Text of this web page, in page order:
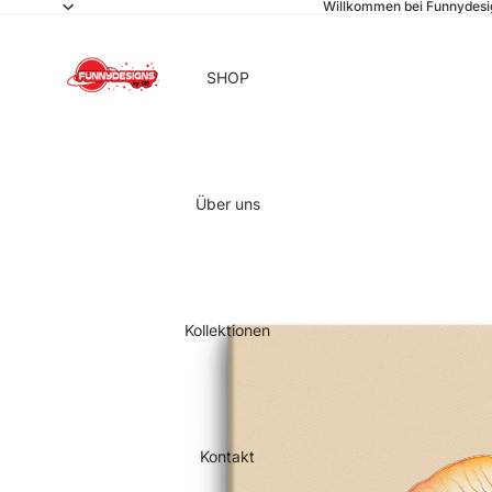
Willkommen bei
SHOP
Über uns
Kollektionen
Kontakt